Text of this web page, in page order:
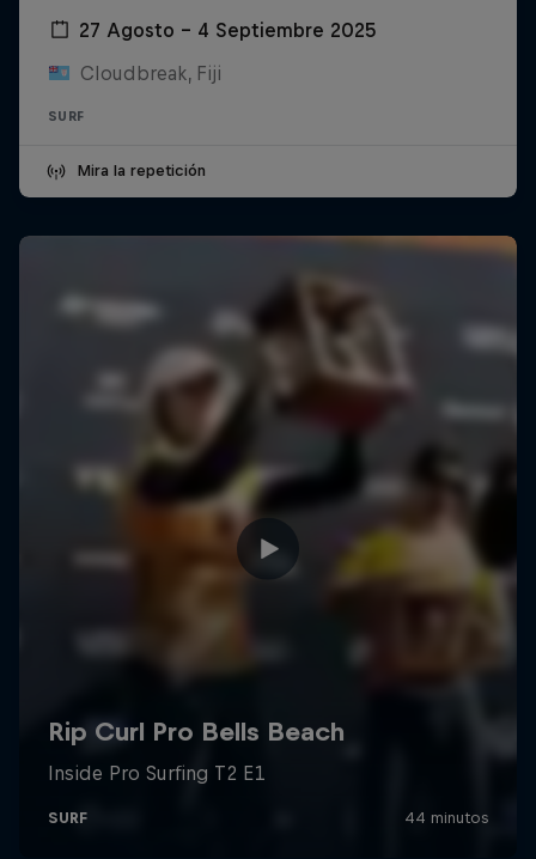
27 Agosto – 4 Septiembre 2025
Cloudbreak, Fiji
SURF
Mira la repetición